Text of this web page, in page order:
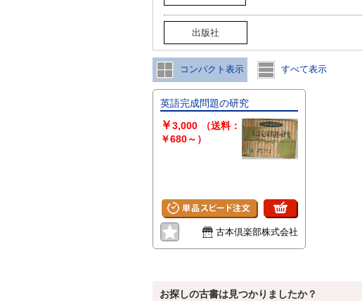
出版社
コンパクト表示 すべて表示
英語完成問題の研究
￥3,000
（送料：
￥680～）
古本倶楽部株式会社
お探しの古書は見つかりましたか？